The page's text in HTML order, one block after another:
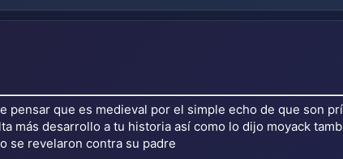
pensar que es medieval por el simple echo de que son
más desarrollo a tu historia así como lo dijo moyack
se revelaron contra su padre